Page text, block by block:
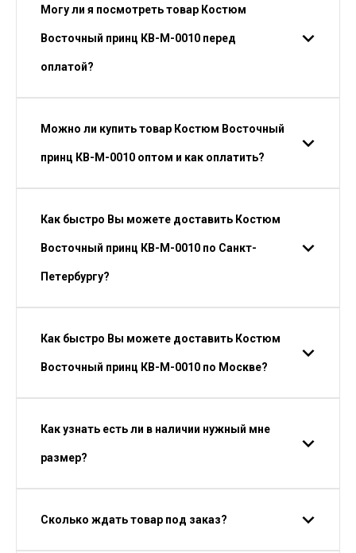
Могу ли я посмотреть товар Костюм
Восточный принц КВ-М-0010 перед
оплатой?
Можно ли купить товар Костюм Восточный
принц КВ-М-0010 оптом и как оплатить?
Как быстро Вы можете доставить Костюм
Восточный принц КВ-М-0010 по Санкт-
Петербургу?
Как быстро Вы можете доставить Костюм
Восточный принц КВ-М-0010 по Москве?
Как узнать есть ли в наличии нужный мне
размер?
Сколько ждать товар под заказ?